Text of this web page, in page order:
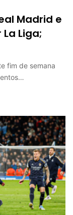
Madrid e
Liga;
fim de semana